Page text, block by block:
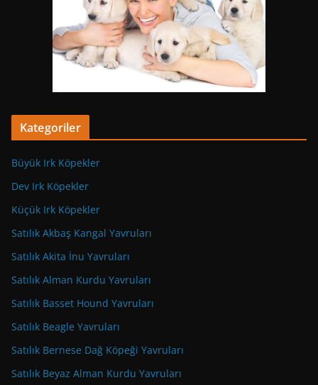
Kategoriler
Büyük Irk Köpekler
Dev Irk Köpekler
Küçük Irk Köpekler
Satılık Akbaş Kangal Yavruları
Satılık Akita İnu Yavruları
Satılık Alman Kurdu Yavruları
Satılık Basset Hound Yavruları
Satılık Beagle Yavruları
Satılık Bernese Dağ Köpeği Yavruları
Satılık Beyaz Alman Kurdu Yavruları